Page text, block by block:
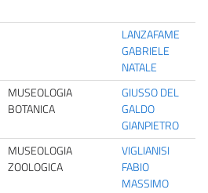
LANZAFAME
GABRIELE
NATALE
MUSEOLOGIA
BOTANICA
GIUSSO DEL
GALDO
GIANPIETRO
MUSEOLOGIA
ZOOLOGICA
VIGLIANISI
FABIO
MASSIMO